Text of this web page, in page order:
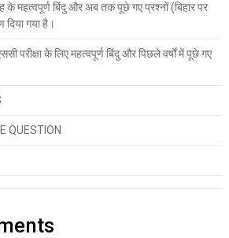
के महत्वपूर्ण बिंदु और अब तक पूछे गए प्रश्नों (बिहार पर
गया है।
परीक्षा के लिए महत्वपूर्ण बिंदु और पिछले वर्षों में पूछे गए
QUESTION